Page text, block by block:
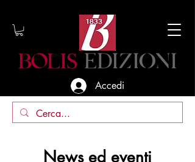
Accedi
News ed eventi